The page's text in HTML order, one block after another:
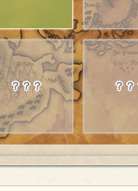
？？？ ？